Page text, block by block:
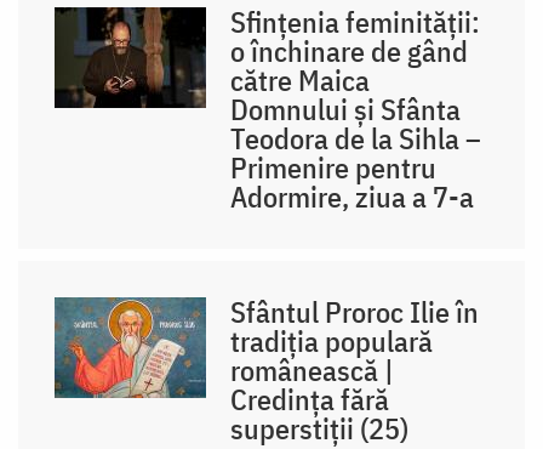
Sfințenia feminității:
o închinare de gând
către Maica
Domnului și Sfânta
Teodora de la Sihla –
Primenire pentru
Adormire, ziua a 7-a
Sfântul Proroc Ilie în
tradiția populară
românească |
Credința fără
superstiții (25)